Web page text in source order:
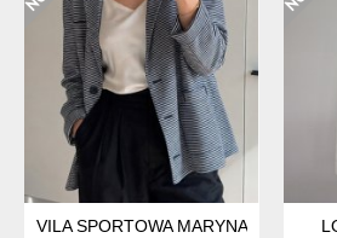
VILA SPORTOWA MARYNARKA (F, A,